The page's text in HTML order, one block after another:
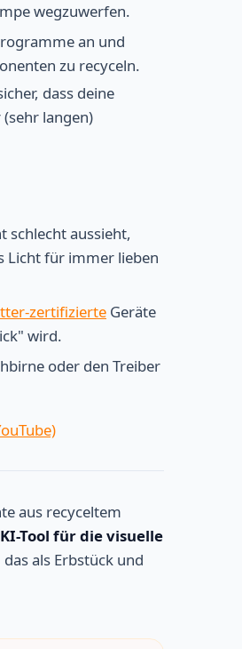
wegzuwerfen.
an und
zu recyceln.
dass deine
langen)
schlecht aussieht,
Licht für immer lieben
zertifizierte Geräte
wird.
oder den Treiber
aus recyceltem
KI-Tool für die visuelle
als Erbstück und